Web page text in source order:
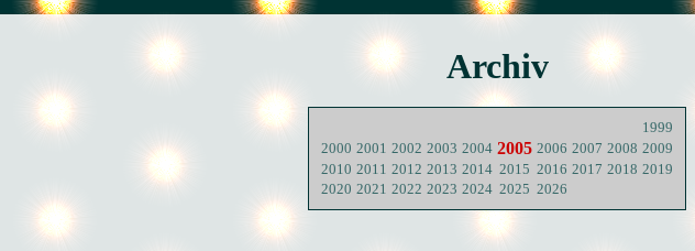
Archiv
1999
2000 2001 2002 2003 2004 2005 2006 2007 2008 2009
2010 2011 2012 2013 2014 2015 2016 2017 2018 2019
2020 2021 2022 2023 2024 2025 2026